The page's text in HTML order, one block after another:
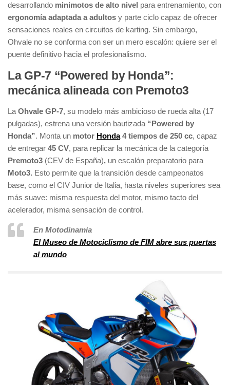
desarrollando minimotos de alto nivel para entrenamiento, con
ergonomía adaptada a adultos y parte ciclo capaz de ofrecer
sensaciones reales en circuitos de karting. Sin embargo,
Ohvale no se conforma con ser un mero escalón: quiere ser el
puente definitivo hacia el profesionalismo.
La GP-7 “Powered by Honda”:
mecánica alineada con Premoto3
La Ohvale GP-7, su modelo más ambicioso de rueda alta (17
pulgadas), estrena una versión bautizada “Powered by
Honda”. Monta un motor Honda4 tiempos de 250 cc, capaz
de entregar 45 CV, para replicar la mecánica de la categoría
Premoto3 (CEV de España), un escalón preparatorio para
Moto3. Esto permite que la transición desde campeonatos
base, como el CIV Junior de Italia, hasta niveles superiores sea
más suave: misma respuesta del motor, mismo tacto del
acelerador, misma sensación de control.
En Motodinamia
El Museo de Motociclismo de FIM abre sus puertas
al mundo